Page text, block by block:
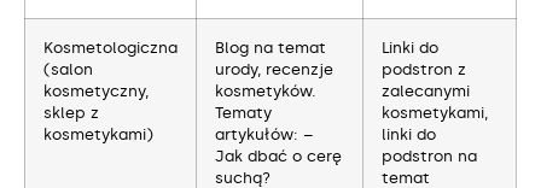
Kosmetologiczna
(salon
kosmetyczny,
sklep z
kosmetykami)
Blog na temat
urody, recenzje
kosmetyków.
Tematy
artykułów: –
Jak dbać o cerę
suchą?
Linki do
podstron z
zalecanymi
kosmetykami,
linki do
podstron na
temat